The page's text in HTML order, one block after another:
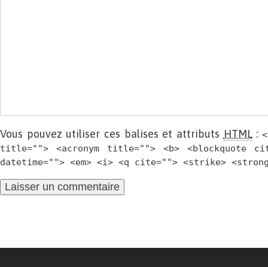
Vous pouvez utiliser ces balises et attributs HTML:
title=""> <acronym title=""> <b> <blockquote
datetime=""> <em> <i> <q cite=""> <strike>